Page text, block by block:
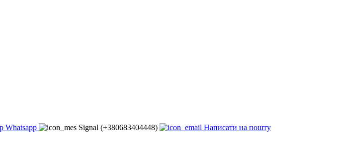
Whatsapp Signal (+380683404448) Написати на пошту